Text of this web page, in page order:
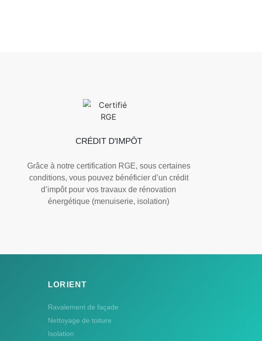
CRÉDIT D'IMPÔT
Grâce à notre certification RGE, sous certaines
conditions, vous pouvez bénéficier d’un crédit
d’impôt pour vos travaux de rénovation
énergétique (menuiserie, isolation)
LORIENT
Ravalement de façade
Nettoyage de toiture
Isolation